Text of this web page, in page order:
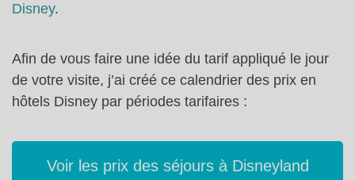
Disney.
Afin de vous faire une idée du tarif appliqué le jour
de votre visite, j’ai créé ce calendrier des prix en
hôtels Disney par périodes tarifaires :
Voir les prix des séjours à Disneyland